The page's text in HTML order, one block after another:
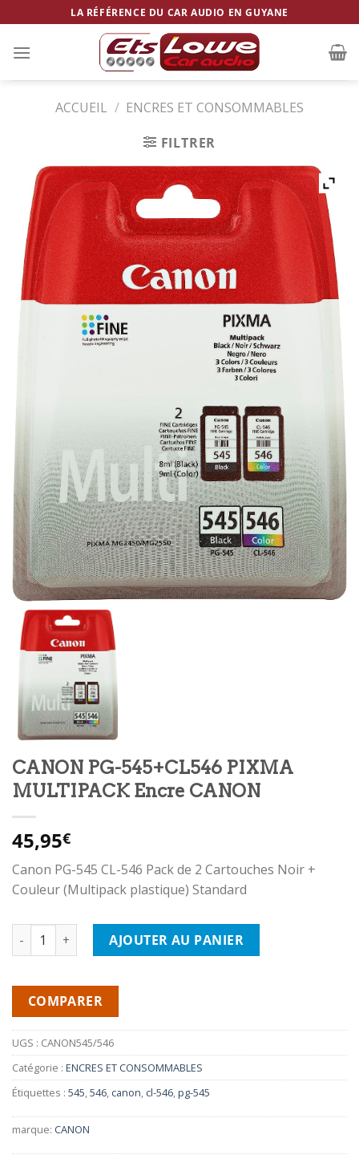
to
content
LA RÉFÉRENCE DU CAR AUDIO EN GUYANE
ACCUEIL / ENCRES ET CONSOMMABLES
FILTRER
CANON PG-545+CL546 PIXMA
MULTIPACK Encre CANON
45,95€
Canon PG-545 CL-546 Pack de 2 Cartouches Noir +
Couleur (Multipack plastique) Standard
quantité de CANON PG-545+CL546 PIXMA MULTIPACK Encre
AJOUTER AU PANIER
COMPARER
UGS : CANON545/546
Catégorie : ENCRES ET CONSOMMABLES
Étiquettes : 545,546, canon, cl-546,pg-545
marque: CANON